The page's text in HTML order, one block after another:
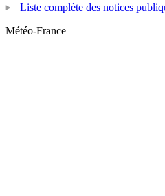
Liste complète des notices
Météo-France